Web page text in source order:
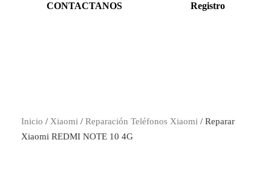
CONTACTANOS Registro
Inicio / Xiaomi / Reparación Teléfonos Xiaomi / Reparar
Xiaomi REDMI NOTE 10 4G